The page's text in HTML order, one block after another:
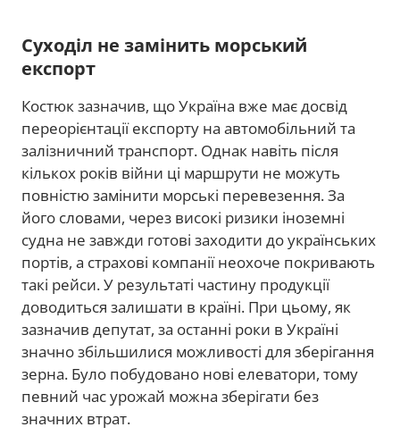
Суходіл не замінить морський
експорт
Костюк зазначив, що Україна вже має досвід
переорієнтації експорту на автомобільний та
залізничний транспорт. Однак навіть після
кількох років війни ці маршрути не можуть
повністю замінити морські перевезення. За
його словами, через високі ризики іноземні
судна не завжди готові заходити до українських
портів, а страхові компанії неохоче покривають
такі рейси. У результаті частину продукції
доводиться залишати в країні. При цьому, як
зазначив депутат, за останні роки в Україні
значно збільшилися можливості для зберігання
зерна. Було побудовано нові елеватори, тому
певний час урожай можна зберігати без
значних втрат.